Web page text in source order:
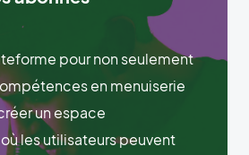
pour non seulement
en menuiserie
un espace
les utilisateurs peuvent